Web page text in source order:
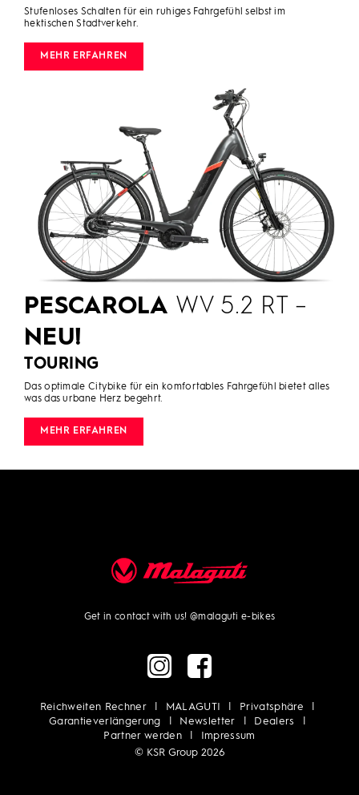
Stufenloses Schalten für ein ruhiges Fahrgefühl selbst im
hektischen Stadtverkehr.
MEHR ERFAHREN
PESCAROLA WV 5.2 RT –
NEU!
TOURING
Das optimale Citybike für ein komfortables Fahrgefühl bietet alles
was das urbane Herz begehrt.
MEHR ERFAHREN
Get in contact with us!@malaguti e-bikes
Reichweiten Rechner MALAGUTI
Privatsphäre
Garantieverlängerung
Newsletter
Dealers
Partner werden
Impressum
© KSR Group 2026